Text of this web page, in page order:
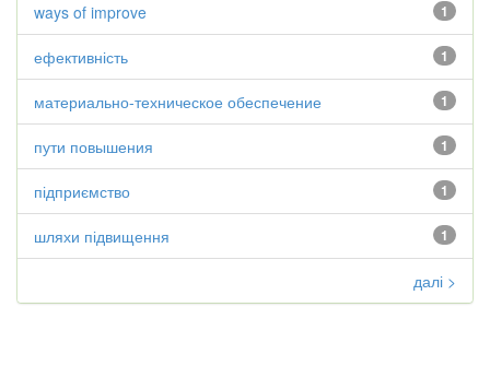
1
ways of improve
1
ефективність
1
материально-техническое обеспечение
1
пути повышения
1
підприємство
1
шляхи підвищення
далі >